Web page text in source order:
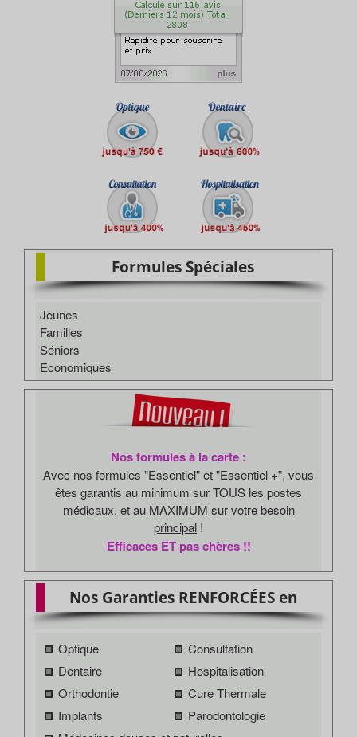
Formules Spéciales
Jeunes
Familles
Séniors
Economiques
Nos formules à la carte :
Avec nos formules "Essentiel" et "Essentiel +", vous
êtes garantis au minimum sur TOUS les postes
médicaux, et au MAXIMUM sur votrebesoin
principal !
Efficaces ET pas chères !!
Nos Garanties RENFORCÉES en
Optique
Consultation
Dentaire
Hospitalisation
Orthodontie
Cure Thermale
Implants
Parodontologie